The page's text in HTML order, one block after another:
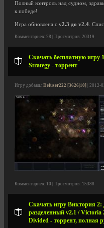
Полный контроль над судном,
к победе!
Игра обновлена с v2.3 до v2.4 .
Комментариев: 28 | Просмотров: 20319
Скачать бесплатную игру
Strategy - торрент
Игру добавил Defuser222 [3626|10] | 2012-
Комментариев: 10 | Просмотров: 15388
Скачать игру Виктория 2:
разделенный v2.1 / Victoria
Divided - торрент, полная